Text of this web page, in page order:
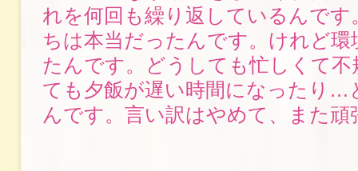
れを何回も繰り返しているんです
ちは本当だったんです。けれど
たんです。どうしても忙しくて不
ても夕飯が遅い時間になったり…
んです。言い訳はやめて、また頑